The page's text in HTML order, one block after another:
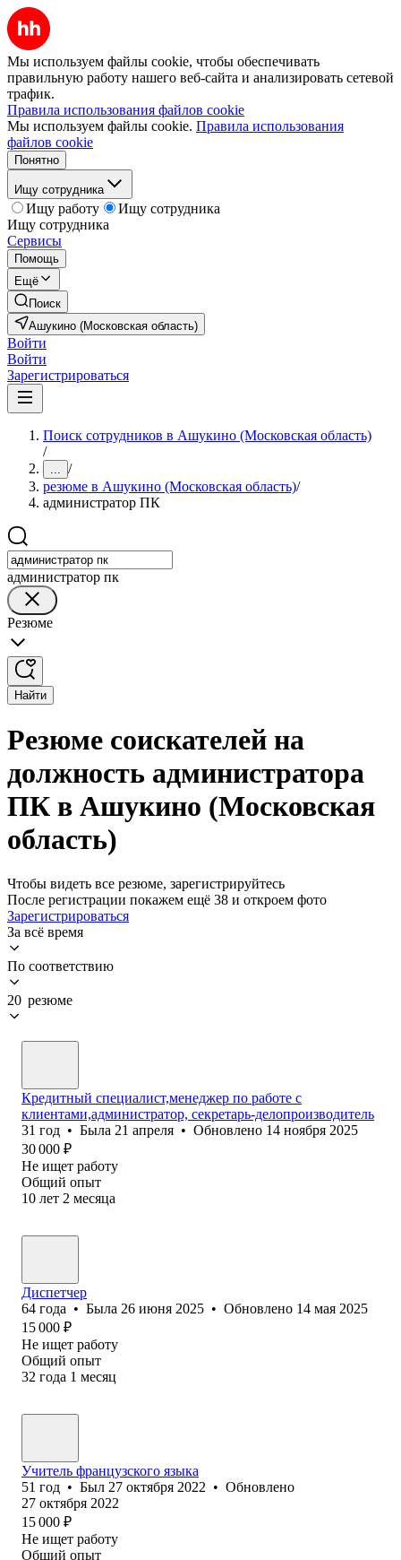
Мы используем файлы cookie, чтобы обеспечивать
правильную работу нашего веб-сайта и анализировать сетевой
трафик.
Правила использования файлов cookie
Мы используем файлы cookie. Правила использования
файлов cookie
Понятно
Ищу сотрудника
Ищу работу
Ищу сотрудника
Ищу сотрудника
Сервисы
Помощь
Ещё
Поиск
Ашукино (Московская область)
Войти
Войти
Зарегистрироваться
Поиск сотрудников в Ашукино (Московская область)
/
... /
резюме в Ашукино (Московская область)/
администратор ПК
администратор пк
Резюме
Найти
Резюме соискателей на
должность администратора
ПК в Ашукино (Московская
область)
Чтобы видеть все резюме, зарегистрируйтесь
После регистрации покажем ещё 38 и откроем фото
Зарегистрироваться
За всё время
По соответствию
20 резюме
Кредитный специалист,менеджер по работе с
клиентами,администратор, секретарь-делопроизводитель
31 год • Была 21 апреля • Обновлено 14 ноября 2025
30 000 ₽
Не ищет работу
Общий опыт
10 лет 2 месяца
Диспетчер
64 года • Была 26 июня 2025 • Обновлено 14 мая 2025
15 000 ₽
Не ищет работу
Общий опыт
32 года 1 месяц
Учитель французского языка
51 год • Был 27 октября 2022 • Обновлено
27 октября 2022
15 000 ₽
Не ищет работу
Общий опыт